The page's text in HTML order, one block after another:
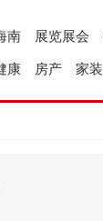
展览展会
南
家装
房产
康